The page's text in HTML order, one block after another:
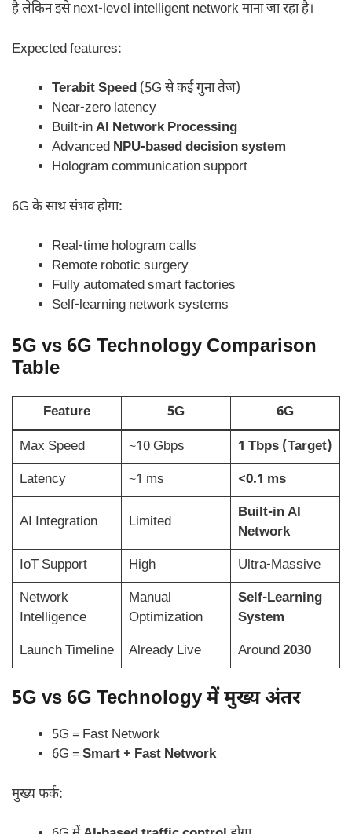
है लेकिन इसे next-level intelligent network माना जा रहा है।
Expected features:
Terabit Speed (5G से कई गुना तेज)
Near-zero latency
Built-inAI Network Processing
Advanced NPU-based decision system
Hologram communication support
6G के साथ संभव होगा:
Real-time hologram calls
Remote robotic surgery
Fully automated smart factories
Self-learning network systems
5G vs 6G Technology Comparison
Table
Feature 5G
6G
Max Speed
~10 Gbps
1 Tbps (Target)
Latency
~1 ms <0.1 ms
AI Integration Limited
Built-in AI
Network
IoT Support
High
Ultra-Massive
Network
Intelligence
Manual
Optimization
Self-Learning
System
Launch Timeline
Already Live Around2030
5G vs 6G Technology में मुख्य अंतर
5G = Fast Network
6G =Smart + Fast Network
मुख्य फर्क: